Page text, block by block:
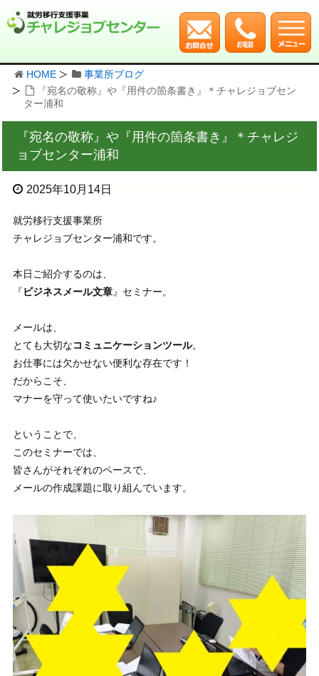
HOME
事業所ブログ
『宛名の敬称』や『用件の箇条書き』＊チャレジョブセン
ター浦和
『宛名の敬称』や『用件の箇条書き』＊チャレジ
ョブセンター浦和
2025年10月14日
就労移行支援事業所
チャレジョブセンター浦和です。
本日ご紹介するのは、
『ビジネスメール文章』セミナー。
メールは、
とても大切なコミュニケーションツール。
お仕事には欠かせない便利な存在です！
だからこそ、
マナーを守って使いたいですね♪
ということで、
このセミナーでは、
皆さんがそれぞれのペースで、
メールの作成課題に取り組んでいます。